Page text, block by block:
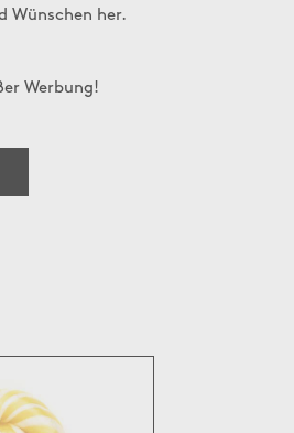
Wünschen her.
Werbung!